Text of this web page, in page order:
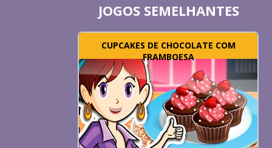
JOGOS SEMELHANTES
CUPCAKES DE CHOCOLATE COM
FRAMBOESA